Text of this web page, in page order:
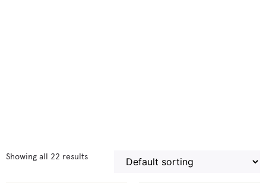
Showing all 22 results